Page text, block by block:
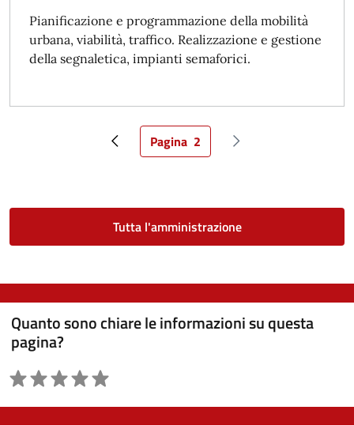
Pianificazione e programmazione della mobilità
urbana, viabilità, traffico. Realizzazione e gestione
della segnaletica, impianti semaforici.
Pagina precedente
Pagina attuale
Pagina 2 Pagina successiva
Tutta l'amministrazione
Quanto sono chiare le informazioni su questa
pagina?
Valutazione